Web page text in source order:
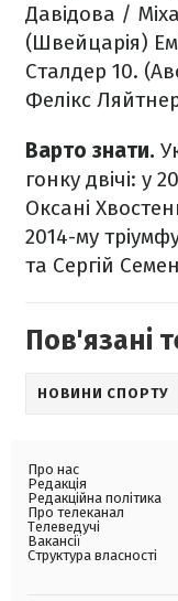
Давідова /
(Швейцарія)
Сталдер 10.
Фелікс
Варто знати.
гонку двічі: у
Оксані
2014-му
та Сергій
Пов'язані
НОВИНИ СПОРТУ
Про нас
Редакція
Редакційна політика
Про телеканал
Телеведучі
Вакансії
Структура власності